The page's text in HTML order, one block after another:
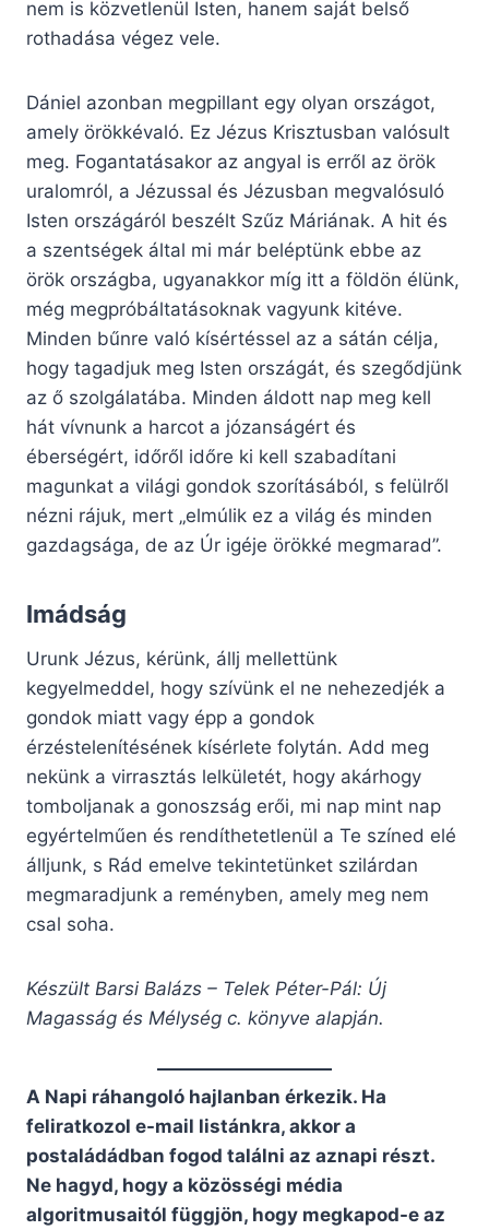
nem is közvetlenül Isten, hanem saját belső
rothadása végez vele.
Dániel azonban megpillant egy olyan országot,
amely örökkévaló. Ez Jézus Krisztusban valósult
meg. Fogantatásakor az angyal is erről az örök
uralomról, a Jézussal és Jézusban megvalósuló
Isten országáról beszélt Szűz Máriának. A hit és
a szentségek által mi már beléptünk ebbe az
örök országba, ugyanakkor míg itt a földön élünk,
még megpróbáltatásoknak vagyunk kitéve.
Minden bűnre való kísértéssel az a sátán célja,
hogy tagadjuk meg Isten országát, és szegődjünk
az ő szolgálatába. Minden áldott nap meg kell
hát vívnunk a harcot a józanságért és
éberségért, időről időre ki kell szabadítani
magunkat a világi gondok szorításából, s felülről
nézni rájuk, mert „elmúlik ez a világ és minden
gazdagsága, de az Úr igéje örökké megmarad”.
Imádság
Urunk Jézus, kérünk, állj mellettünk
kegyelmeddel, hogy szívünk el ne nehezedjék a
gondok miatt vagy épp a gondok
érzéstelenítésének kísérlete folytán. Add meg
nekünk a virrasztás lelkületét, hogy akárhogy
tomboljanak a gonoszság erői, mi nap mint nap
egyértelműen és rendíthetetlenül a Te színed elé
álljunk, s Rád emelve tekintetünket szilárdan
megmaradjunk a reményben, amely meg nem
csal soha.
Készült Barsi Balázs – Telek Péter-Pál: Új
Magasság és Mélység c. könyve alapján.
A Napi ráhangoló hajlanban érkezik. Ha
feliratkozol e-mail listánkra, akkor a
postaládádban fogod találni az aznapi részt.
Ne hagyd, hogy a közösségi média
algoritmusaitól függjön, hogy megkapod-e az